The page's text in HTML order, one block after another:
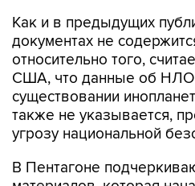
Как и в предыдущих
документах не
относительно того,
США, что данные об НЛО
существовании
также не указывается,
угрозу национальной
В Пентагоне